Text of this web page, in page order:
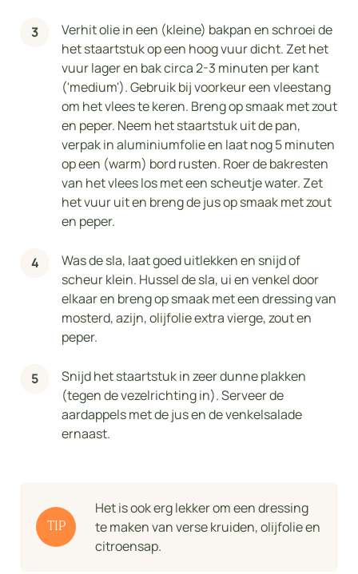
Verhit olie in een (kleine) bakpan en schroei de
het staartstuk op een hoog vuur dicht. Zet het
vuur lager en bak circa 2-3 minuten per kant
('medium'). Gebruik bij voorkeur een vleestang
om het vlees te keren. Breng op smaak met zout
en peper. Neem het staartstuk uit de pan,
verpak in aluminiumfolie en laat nog 5 minuten
op een (warm) bord rusten. Roer de bakresten
van het vlees los met een scheutje water. Zet
het vuur uit en breng de jus op smaak met zout
en peper.
Was de sla, laat goed uitlekken en snijd of
scheur klein. Hussel de sla, ui en venkel door
elkaar en breng op smaak met een dressing van
mosterd, azijn, olijfolie extra vierge, zout en
peper.
Snijd het staartstuk in zeer dunne plakken
(tegen de vezelrichting in). Serveer de
aardappels met de jus en de venkelsalade
ernaast.
TIP
Het is ook erg lekker om een dressing
te maken van verse kruiden, olijfolie en
citroensap.